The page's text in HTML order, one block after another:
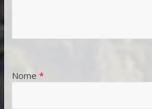
Nome *